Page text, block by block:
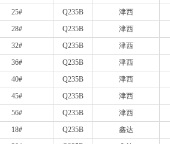
25# Q235B
津西
28# Q235B
津西
32# Q235B
津西
36# Q235B
津西
40# Q235B
津西
45# Q235B
津西
56# Q235B
津西
18# Q235B
鑫达